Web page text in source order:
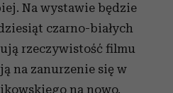
Na wystawie będzie
czarno-białych
rzeczywistość filmu
na zanurzenie się w
na nowo.